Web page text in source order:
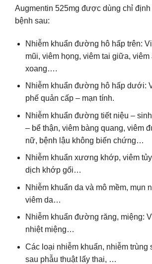
Augmentin 525mg được dùng chỉ định
bệnh sau:
Nhiễm khuẩn đường hô hấp trên:
mũi, viêm họng, viêm tai giữa, viêm
xoang….
Nhiễm khuẩn đường hô hấp dưới:
phế quản cấp – mạn tính.
Nhiễm khuẩn đường tiết niệu –
– bể thận, viêm bàng quang, viêm
nữ, bệnh lậu không biến chứng…
Nhiễm khuẩn xương khớp, viêm
dịch khớp gối…
Nhiễm khuẩn da và mô mềm, mụn
viêm da…
Nhiễm khuẩn đường răng, miệng:
nhiệt miệng…
Các loại nhiễm khuẩn, nhiễm trùng
sau phẫu thuật lấy thai, …